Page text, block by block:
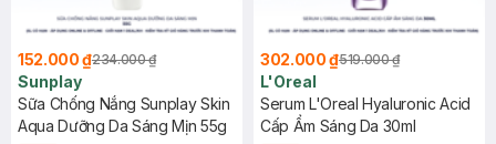
152.000 ₫234.000 ₫
Sunplay
Sữa Chống Nắng Sunplay Skin
Aqua Dưỡng Da Sáng Mịn 55g
302.000 ₫519.000 ₫
L'Oreal
Serum L'Oreal Hyaluronic Acid
Cấp Ẩm Sáng Da 30ml